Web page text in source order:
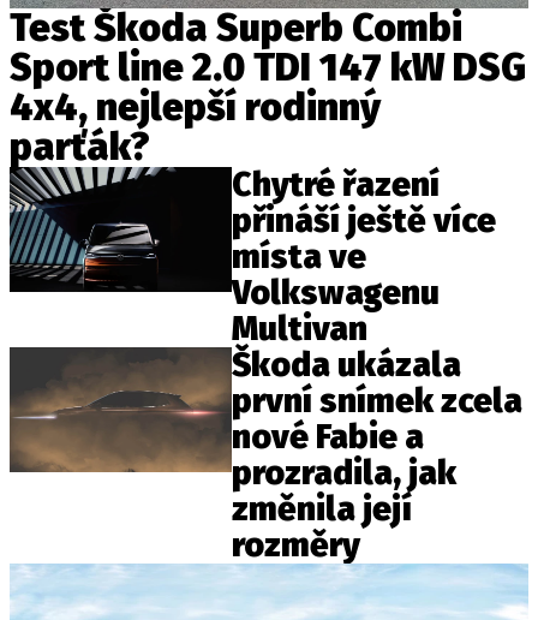
TUNING
PROFI
ELEKTRO
TESTY ELEKTROMOBILŮ
TRH S ELEKTROMOBILY
RALLY
OSTATNÍ
TISKOVKY
ROZHOVORY
DAKAR
Z DOMOVA
ZE SVĚTA
MOTORSPORT
Test Škoda Superb Combi
Sport line 2.0 TDI 147 kW DSG
4x4, nejlepší rodinný
parťák?
Chytré řazení
přináší ještě více
místa ve
Volkswagenu
Multivan
Škoda ukázala
první snímek zcela
nové Fabie a
prozradila, jak
změnila její
rozměry